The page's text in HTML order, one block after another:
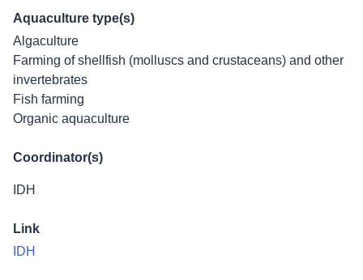
Aquaculture type(s)
Algaculture
Farming of shellfish (molluscs and crustaceans) and other
invertebrates
Fish farming
Organic aquaculture
Coordinator(s)
IDH
Link
IDH